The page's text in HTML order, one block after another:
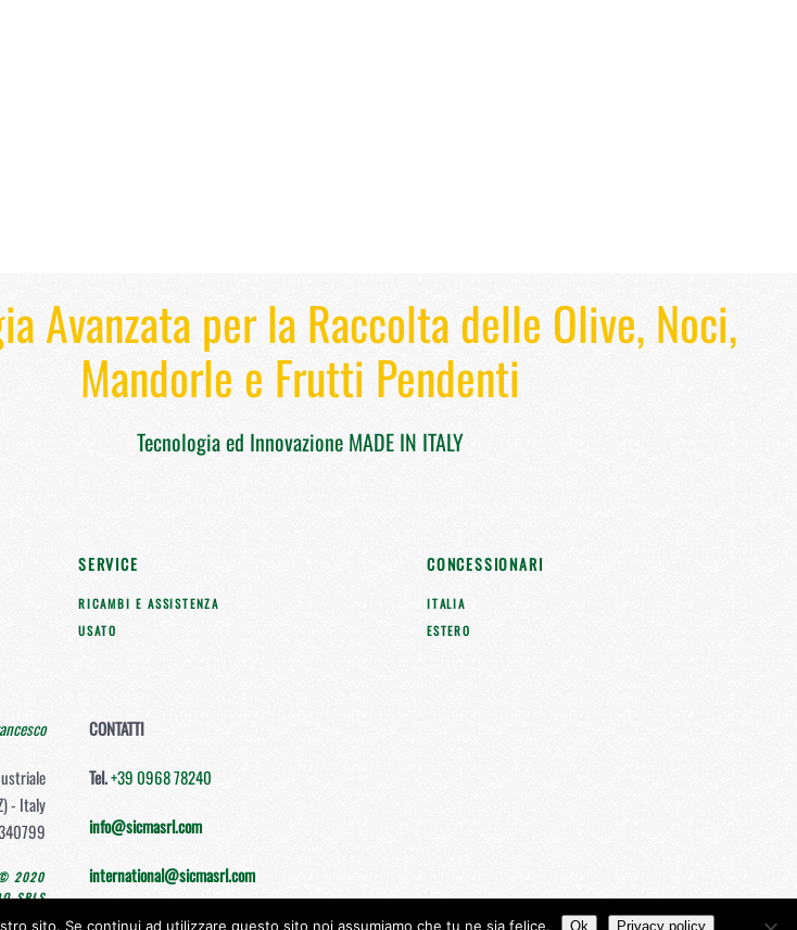
Avanzata per la Raccolta delle Olive, Noci,
Mandorle e Frutti Pendenti
Tecnologia ed Innovazione MADE IN ITALY
SERVICE
RICAMBI E ASSISTENZA
USATO
CONCESSIONARI
ITALIA
ESTERO
- Italy
© 2020
SRLS
CONTATTI
Tel.+39 0968 78240
info@sicmasrl.com
international@sicmasrl.com
sito. Se continui ad utilizzare questo sito noi assumiamo che tu ne sia felice. Ok Privacy policy